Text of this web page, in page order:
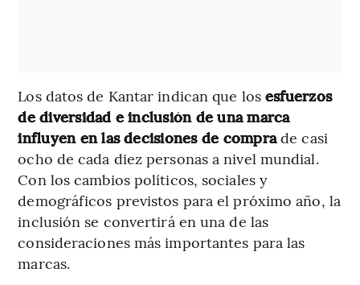
Los datos de Kantar indican que los esfuerzos
de diversidad e inclusión de una marca
influyen en las decisiones de comprade casi
ocho de cada diez personas a nivel mundial.
Con los cambios políticos, sociales y
demográficos previstos para el próximo año, la
inclusión se convertirá en una de las
consideraciones más importantes para las
marcas.